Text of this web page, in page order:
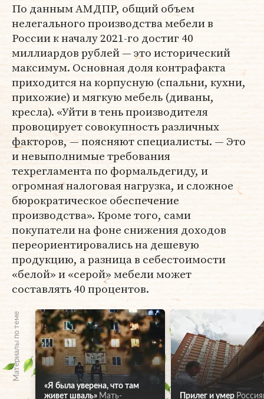
По данным АМДПР, общий объем
нелегального производства мебели в
России к началу 2021-го достиг 40
миллиардов рублей — это исторический
максимум. Основная доля контрафакта
приходится на корпусную (спальни, кухни,
прихожие) и мягкую мебель (диваны,
кресла). «Уйти в тень производителя
провоцирует совокупность различных
факторов, — поясняют специалисты. — Это
и невыполнимые требования
техрегламента по формальдегиду, и
огромная налоговая нагрузка, и сложное
бюрократическое обеспечение
производства». Кроме того, сами
покупатели на фоне снижения доходов
переориентировались на дешевую
продукцию, а разница в себестоимости
«белой» и «серой» мебели может
составлять 40 процентов.
Материалы по теме
«Я была уверена, что там
живет шваль» Мать-
Прилег и умер